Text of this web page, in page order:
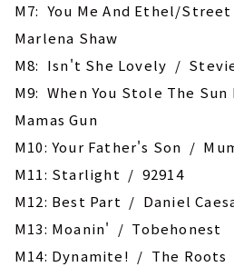
M7: You Me And Ethel/
Marlena Shaw
M8: Isn't She Lovely /
M9: When You Stole The
Mamas Gun
M10: Your Father's Son /
M11: Starlight / 92914
M12: Best Part / Daniel
M13: ‎Moanin' / Tobehonest
M14: Dynamite! / The Roots